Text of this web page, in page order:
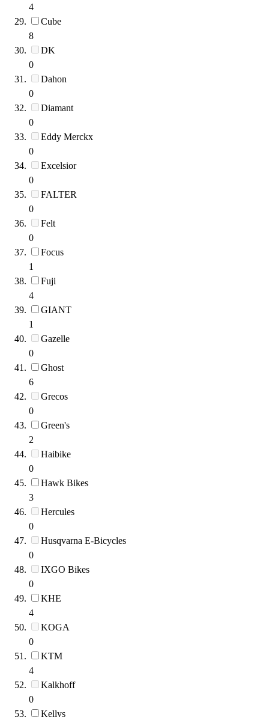
4
Cube
8
DK
0
Dahon
0
Diamant
0
Eddy Merckx
0
Excelsior
0
FALTER
0
Felt
0
Focus
1
Fuji
4
GIANT
1
Gazelle
0
Ghost
6
Grecos
0
Green's
2
Haibike
0
Hawk Bikes
3
Hercules
0
Husqvarna E-Bicycles
0
IXGO Bikes
0
KHE
4
KOGA
0
KTM
4
Kalkhoff
0
Kellys